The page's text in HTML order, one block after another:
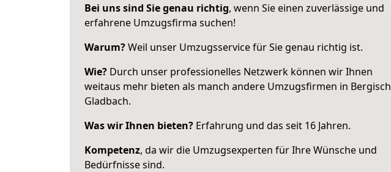
Bei uns sind Sie genau richtig, wenn Sie einen zuverlässige und
erfahrene Umzugsfirma suchen!
Warum?Weil unser Umzugsservice für Sie genau richtig ist.
Wie? Durch unser professionelles Netzwerk können wir Ihnen
weitaus mehr bieten als manch andere Umzugsfirmen in Bergisch
Gladbach.
Was wir Ihnen bieten? Erfahrung und das seit 16 Jahren.
Kompetenz, da wir die Umzugsexperten für Ihre Wünsche und
Bedürfnisse sind.